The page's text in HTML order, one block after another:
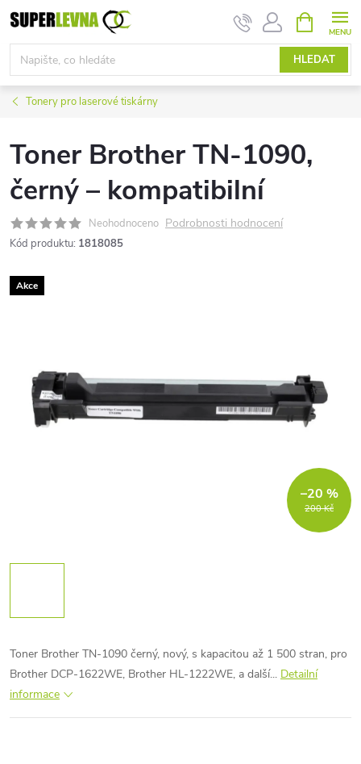
Přejít
na
obsah
HLEDAT
NÁKUPNÍ
KOŠÍK
Tonery pro laserové tiskárny
Toner Brother TN-1090,
černý – kompatibilní
Neohodnoceno Podrobnosti hodnocení
Kód produktu: 1818085
Akce
200 Kč
–20 %
Toner Brother TN-1090 černý, nový, s kapacitou až 1 500 stran, pro
Brother DCP-1622WE, Brother HL-1222WE, a další... Detailní
informace